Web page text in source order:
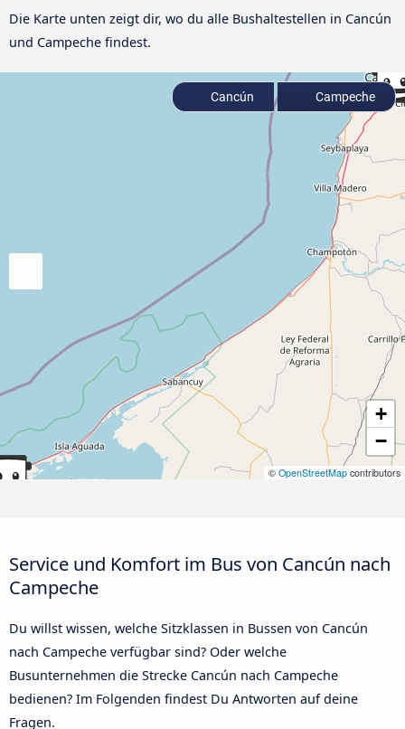
Die Karte unten zeigt dir, wo du alle Bushaltestellen in Cancún
und Campeche findest.
+
−
© OpenStreetMap contributors
Cancún Campeche
Service und Komfort im Bus von Cancún nach
Campeche
Du willst wissen, welche Sitzklassen in Bussen von Cancún
nach Campeche verfügbar sind? Oder welche
Busunternehmen die Strecke Cancún nach Campeche
bedienen? Im Folgenden findest Du Antworten auf deine
Fragen.